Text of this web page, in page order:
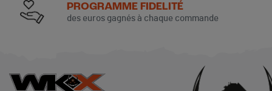
PROGRAMME FIDELITÉ
des euros gagnés à chaque commande